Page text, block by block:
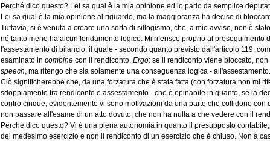
Perché dico questo? Lei sa qual è la mia opinione ed io parlo da semplice
Lei sa qual è la mia opinione al riguardo, ma la maggioranza ha deciso di
Tuttavia, si è venuta a creare una sorta di sillogismo, che, a mio avviso, non è
né tanto meno ha alcun fondamento logico. Mi riferisco proprio al proseguimento
l'assestamento di bilancio, il quale - secondo quanto previsto dall'articolo 119,
esaminato in combine con il rendiconto. Ergo: se il rendiconto viene bloccato,
speech, ma ritengo che sia solamente una conseguenza logica - all'assestamento.
Ciò significherebbe che, da una forzatura che è stata fatta (con forzatura non mi
sdoppiamento tra rendiconto e assestamento - che è opinabile in quanto, se la
contro cinque, evidentemente vi sono motivazioni da una parte che collidono
non passare all'esame di un atto dovuto, che non ha nulla a che vedere con il
Perché dico questo? Vi è una piena autonomia in quanto il presupposto
del medesimo esercizio e non il rendiconto di un esercizio che è chiuso. Non a